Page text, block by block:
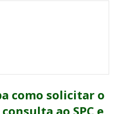
como solicitar o